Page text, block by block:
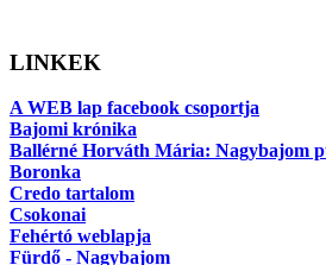
LINKEK
A WEB lap facebook csoportja
Bajomi krónika
Ballérné Horváth Mária: Nagybajom
Boronka
Credo tartalom
Csokonai
Fehértó weblapja
Fürdő - Nagybajom